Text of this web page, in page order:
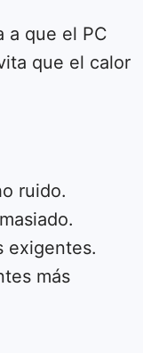
a que el PC
que el calor
ruido.
exigentes.
más